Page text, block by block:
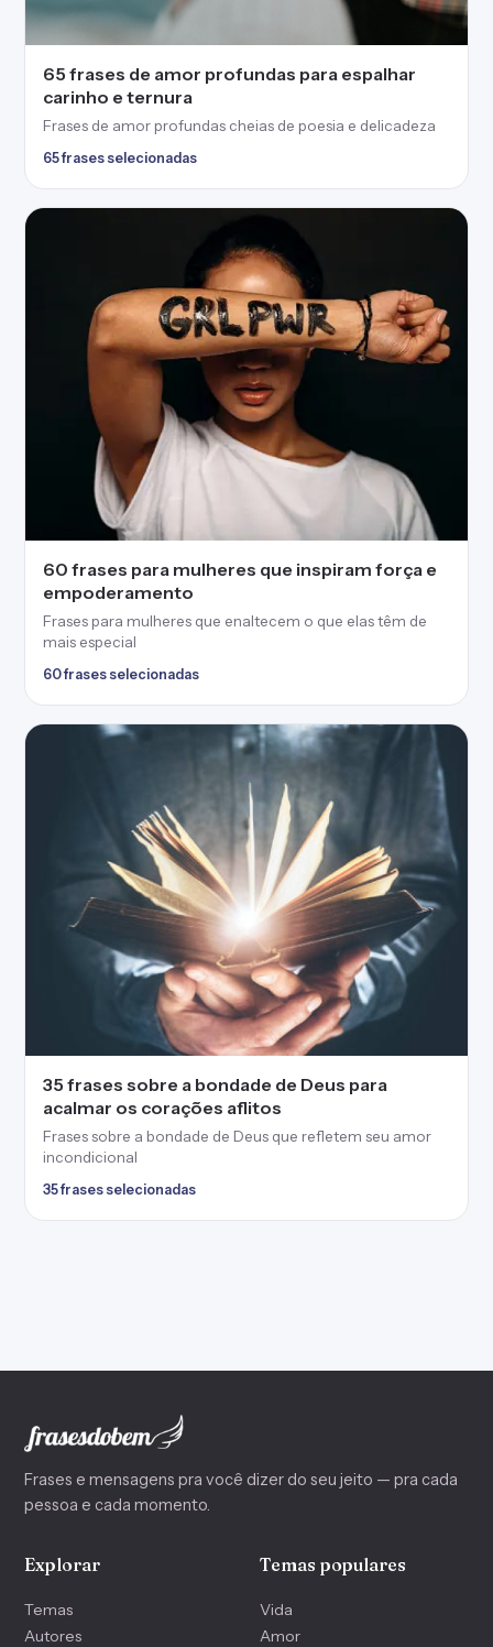
65 frases de amor profundas para espalhar
carinho e ternura
Frases de amor profundas cheias de poesia e delicadeza
65 frases selecionadas
60 frases para mulheres que inspiram força e
empoderamento
Frases para mulheres que enaltecem o que elas têm de
mais especial
60 frases selecionadas
35 frases sobre a bondade de Deus para
acalmar os corações aflitos
Frases sobre a bondade de Deus que refletem seu amor
incondicional
35 frases selecionadas
Frases e mensagens pra você dizer do seu jeito — pra cada
pessoa e cada momento.
Explorar
Temas
Autores
Temas populares
Vida
Amor